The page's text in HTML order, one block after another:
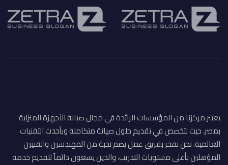
يعتبر مركزنا من المؤسسات الرائدة في مجال صيانة الأجهزة المنزلية
بمصر، حيث نتخصص في تقديم حلول صيانة متكاملة وبأحدث التقنيات
العالمية. نحن نفخر بفريق عمل يضم نخبة من المهندسين والفنيين
المؤهلين بأعلى مستويات التدريب، والذين يسعون دائماً لتقديم خدمة